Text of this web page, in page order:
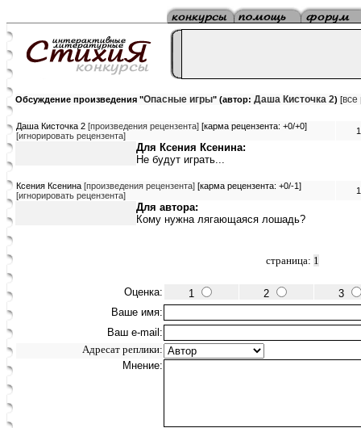
Обсуждение произведения "Опасные игры" (автор: Даша Кисточка 2) [все
Даша Кисточка 2 [произведения рецензента] [карма рецензента: +0/+0]
[игнорировать рецензента]
Для Ксения Ксенина:
Не будут играть...
Ксения Ксенина [произведения рецензента] [карма рецензента: +0/-1]
[игнорировать рецензента]
Для автора:
Кому нужна лягающаяся лошадь?
страница: 1
Оценка: 1 2
3
Ваше имя:
Ваш e-mail:
Адресат реплики:
Мнение: